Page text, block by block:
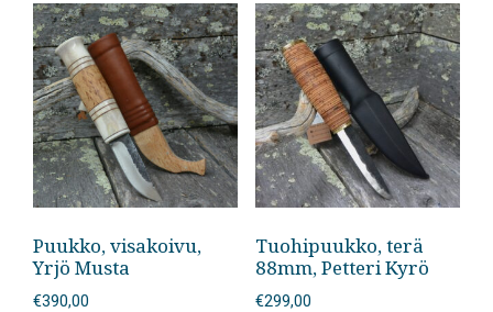
Puukko, visakoivu,
Yrjö Musta
€390,00
Tuohipuukko, terä
88mm, Petteri Kyrö
€299,00